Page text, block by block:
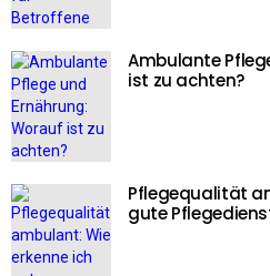
Ambulante
ist zu achten?
Pflegequalität
gute